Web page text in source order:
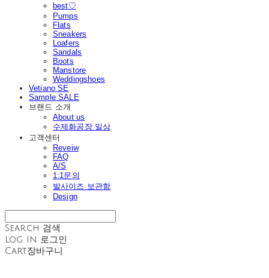
best♡
Pumps
Flats
Sneakers
Loafers
Sandals
Boots
Manstore
Weddingshoes
Vetiano SE
Sample SALE
브랜드 소개
About us
수제화공장 일상
고객센터
Reveiw
FAQ
A/S
1:1문의
발사이즈 보관함
Design
Search 검색
Log In 로그인
Cart장바구니